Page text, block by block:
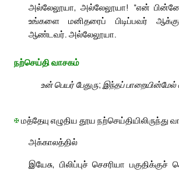
அல்லேலூயா, அல்லேலூயா! “என்
உங்களை மனிதரைப் பிடிப்பவர்
ஆண்டவர். அல்லேலூயா.
நற்செய்தி வாசகம்
உன் பெயர் பேதுரு; இந்தப்
✠மத்தேயு எழுதிய தூய நற்செய்தியிலிருந்து
அக்காலத்தில்
இயேசு, பிலிப்புச் செசரியா